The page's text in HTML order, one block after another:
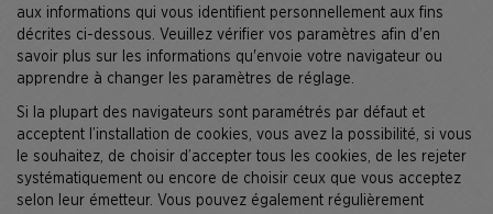
aux informations qui vous identifient personnellement aux fins
décrites ci-dessous. Veuillez vérifier vos paramètres afin d'en
savoir plus sur les informations qu'envoie votre navigateur ou
apprendre à changer les paramètres de réglage.
Si la plupart des navigateurs sont paramétrés par défaut et
acceptent l’installation de cookies, vous avez la possibilité, si vous
le souhaitez, de choisir d’accepter tous les cookies, de les rejeter
systématiquement ou encore de choisir ceux que vous acceptez
selon leur émetteur. Vous pouvez également régulièrement